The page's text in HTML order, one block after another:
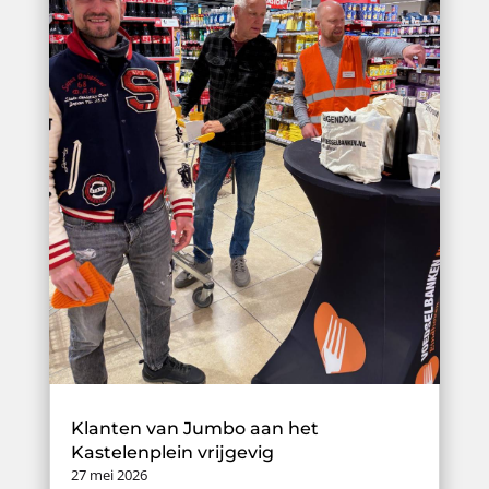
Klanten van Jumbo aan het
Kastelenplein vrijgevig
27 mei 2026